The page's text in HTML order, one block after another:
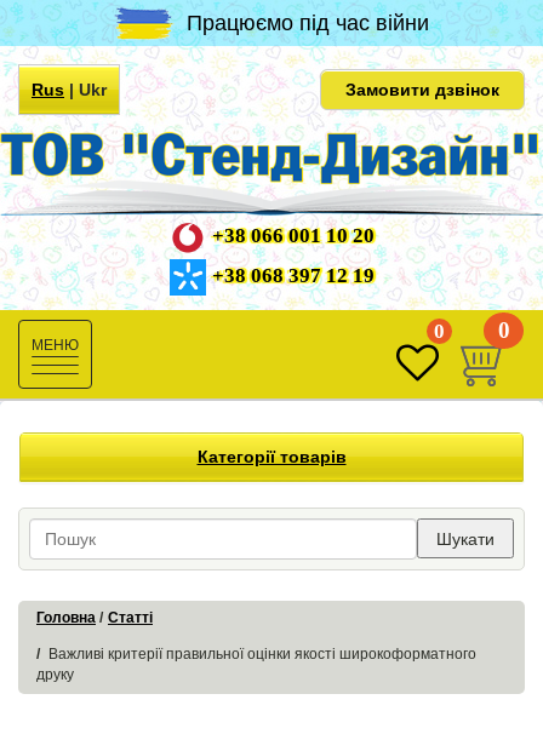
Працюємо під час війни
Rus|Ukr Замовити дзвінок
+38 066 001 10 20
+38 068 397 12 19
Toggle
navigation
0 0
Категорії товарів
Шукати
Головна Статті
Важливі критерії правильної оцінки якості широкоформатного
друку